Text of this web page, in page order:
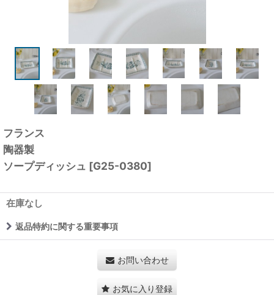
フランス
陶器製
ソープディッシュ [G25-0380]
在庫なし
返品特約に関する重要事項
お問い合わせ
お気に入り登録